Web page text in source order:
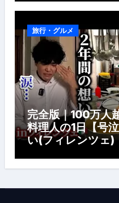
旅行・グルメ
完全版｜100万人
料理人の1日【号
い(フィレンツェ)